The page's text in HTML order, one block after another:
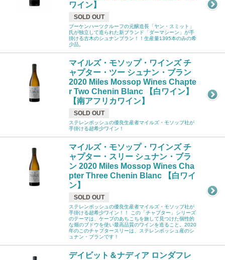
ワイン】
SOLD OUT
ブーケンハーツクルーフの元醸造長「ヤン・スミット」
氏が独立して造られた新ブランド「ダーマシーン」が手
掛ける古木のシュナンブラン！！生産量1395本のみの希
少品。
マイルズ・モソップ・ワインズ チ
ャプター・ツー シュナン・ブラン
2020 Miles Mossop Wines Chapte
r Two Chenin Blanc 【白ワイン】
【南アフリカワイン】
SOLD OUT
ステレンボッシュの優良生産者マイルズ・モソップ社が
手掛ける超希少ワイン！
マイルズ・モソップ・ワインズ チ
ャプター・スリー シュナン・ブラ
ン 2020 Miles Mossop Wines Cha
pter Three Chenin Blanc 【白ワイ
ン】
SOLD OUT
ステレンボッシュの優良生産者マイルズ・モソップ社が
手掛ける超希少ワイン！！ この「チャプター」シリーズ
のテーマは、ケープのあちこちを旅して見つけた個性的
な畑のブドウを使い最高品質のワインを造ること。2020
年のこのチャプタースリーは、ステレンボッシュ産のシ
ュナン・ブランです！
デイビット＆ナディア ロンダフレ